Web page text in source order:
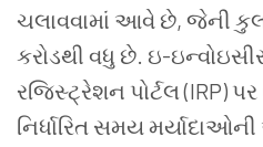
ચલાવવામાં આવે છે, જેની કુલ
કરોડથી વધુ છે. ઇ-
રજિસ્ટ્રેશન પોર્ટલ (IRP)
નિર્ધારિત સમય